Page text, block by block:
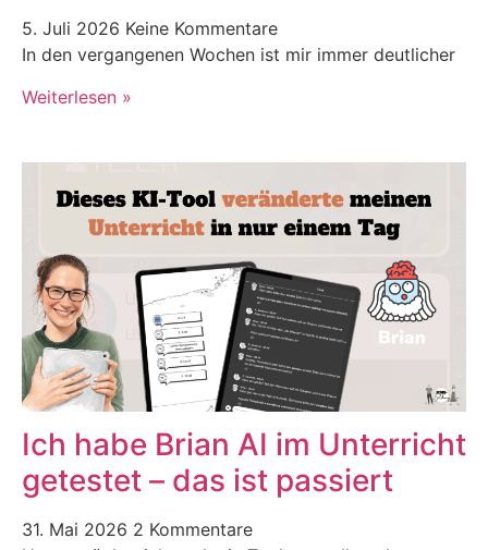
5. Juli 2026 Keine Kommentare
In den vergangenen Wochen ist mir immer deutlicher
Weiterlesen »
Ich habe Brian AI im Unterricht
getestet – das ist passiert
31. Mai 2026 2 Kommentare